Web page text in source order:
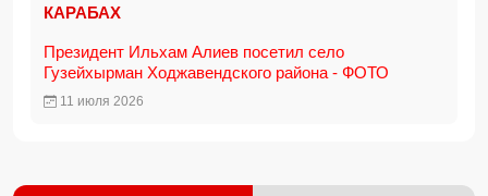
КАРАБАХ
Президент Ильхам Алиев посетил село
Гузейхырман Ходжавендского района - ФОТО
11 июля 2026